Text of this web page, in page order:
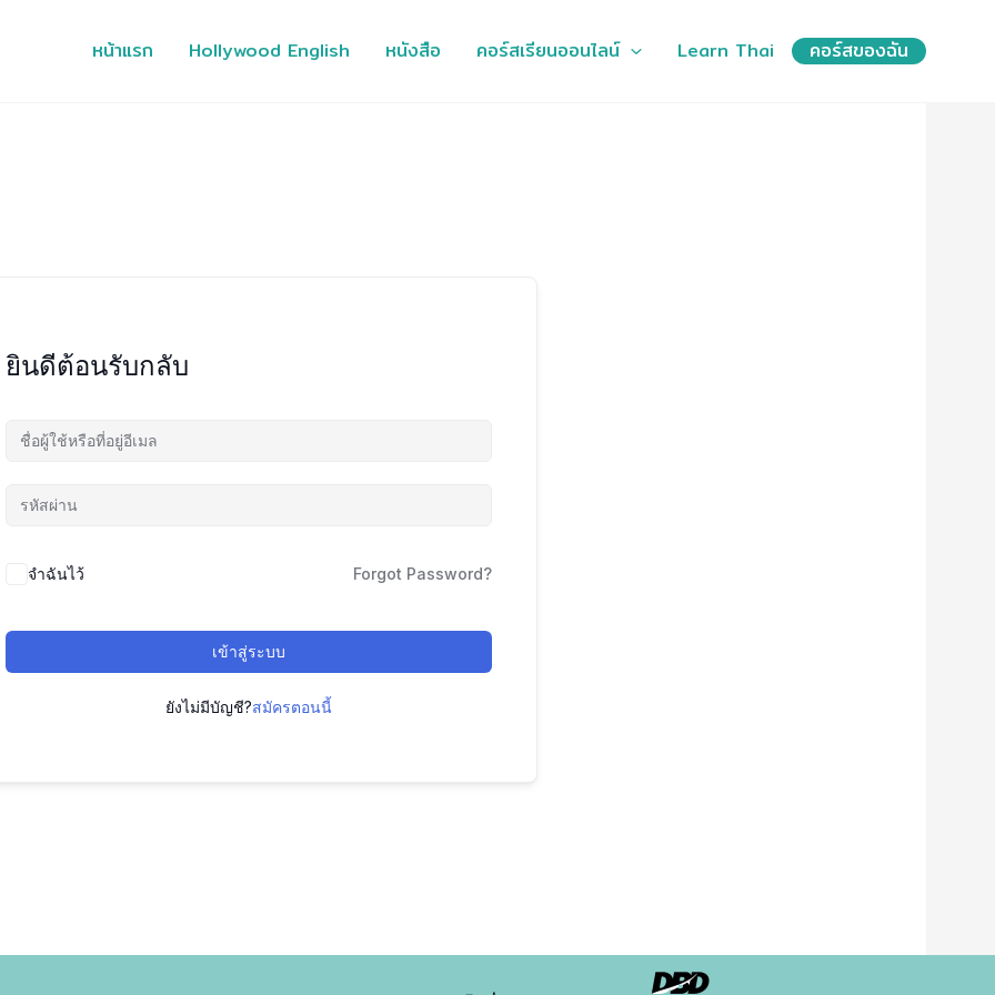
หน้าแรก Hollywood English หนังสือ คอร์สเรียนออนไลน์ Learn Thai คอร์สของฉัน
ยินดีต้อนรับกลับ
จำฉันไว้ Forgot Password?
เข้าสู่ระบบ
ยังไม่มีบัญชี?สมัครตอนนี้